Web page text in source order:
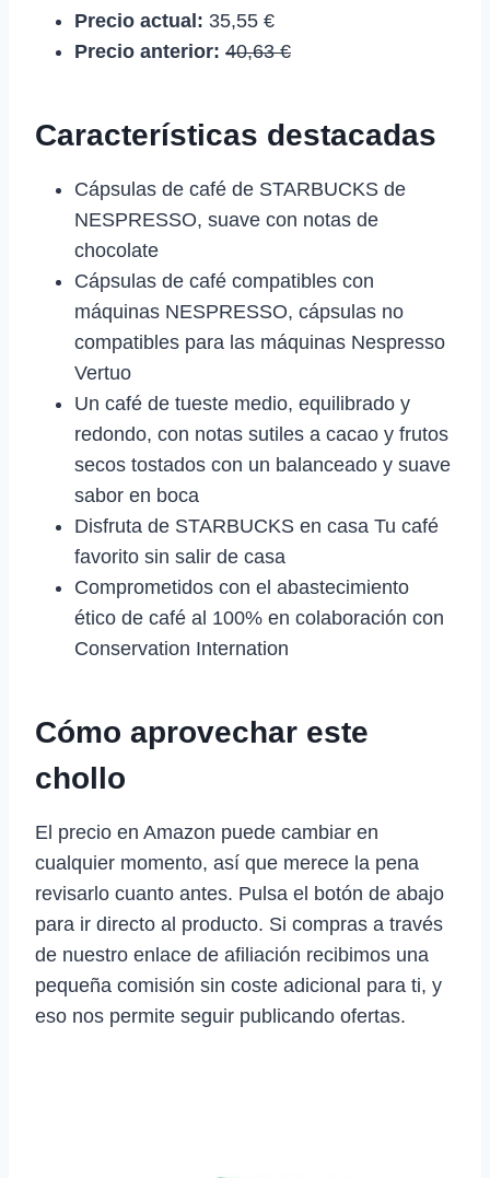
Precio actual: 35,55 €
Precio anterior: 40,63 €
Características destacadas
Cápsulas de café de STARBUCKS de
NESPRESSO, suave con notas de
chocolate
Cápsulas de café compatibles con
máquinas NESPRESSO, cápsulas no
compatibles para las máquinas Nespresso
Vertuo
Un café de tueste medio, equilibrado y
redondo, con notas sutiles a cacao y frutos
secos tostados con un balanceado y suave
sabor en boca
Disfruta de STARBUCKS en casa Tu café
favorito sin salir de casa
Comprometidos con el abastecimiento
ético de café al 100% en colaboración con
Conservation Internation
Cómo aprovechar este
chollo
El precio en Amazon puede cambiar en
cualquier momento, así que merece la pena
revisarlo cuanto antes. Pulsa el botón de abajo
para ir directo al producto. Si compras a través
de nuestro enlace de afiliación recibimos una
pequeña comisión sin coste adicional para ti, y
eso nos permite seguir publicando ofertas.